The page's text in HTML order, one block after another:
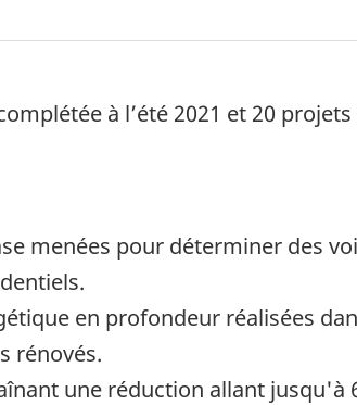
à l’été 2021 et 20
menées pour déterminer des
en profondeur réalisées
rénovés.
une réduction allant jusqu'à